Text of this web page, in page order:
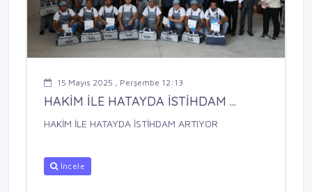
15 Mayıs 2025 , Perşembe 12:13
HAKİM İLE HATAYDA İSTİHDAM ...
HAKİM İLE HATAYDA İSTİHDAM ARTIYOR
İncele